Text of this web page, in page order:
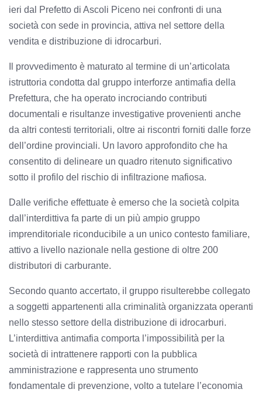
ieri dal Prefetto di Ascoli Piceno nei confronti di una
società con sede in provincia, attiva nel settore della
vendita e distribuzione di idrocarburi.
Il provvedimento è maturato al termine di un’articolata
istruttoria condotta dal gruppo interforze antimafia della
Prefettura, che ha operato incrociando contributi
documentali e risultanze investigative provenienti anche
da altri contesti territoriali, oltre ai riscontri forniti dalle forze
dell’ordine provinciali. Un lavoro approfondito che ha
consentito di delineare un quadro ritenuto significativo
sotto il profilo del rischio di infiltrazione mafiosa.
Dalle verifiche effettuate è emerso che la società colpita
dall’interdittiva fa parte di un più ampio gruppo
imprenditoriale riconducibile a un unico contesto familiare,
attivo a livello nazionale nella gestione di oltre 200
distributori di carburante.
Secondo quanto accertato, il gruppo risulterebbe collegato
a soggetti appartenenti alla criminalità organizzata operanti
nello stesso settore della distribuzione di idrocarburi.
L’interdittiva antimafia comporta l’impossibilità per la
società di intrattenere rapporti con la pubblica
amministrazione e rappresenta uno strumento
fondamentale di prevenzione, volto a tutelare l’economia